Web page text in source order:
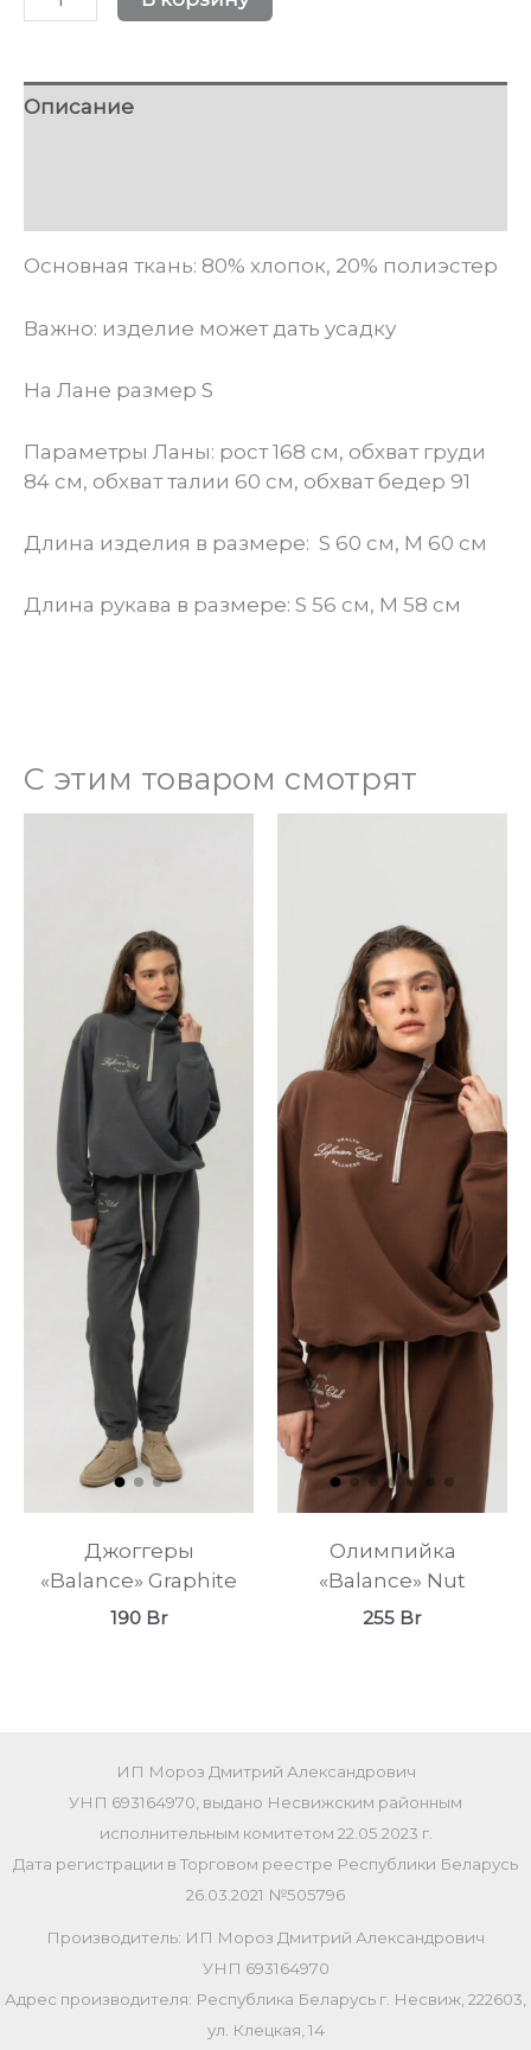
товара
"Balance"
Graphite
Описание
Основная ткань: 80% хлопок, 20% полиэстер
Важно: изделие может дать усадку
На Лане размер S
Параметры Ланы: рост 168 см, обхват груди
84 см, обхват талии 60 см, обхват бедер 91
Длина изделия в размере: S 60 см, М 60 см
Длина рукава в размере: S 56 см, М 58 см
С этим товаром смотрят
Джоггеры
«Balance» Graphite
190 Br
Олимпийка
«Balance» Nut
255 Br
ИП Мороз Дмитрий Александрович
УНП 693164970, выдано Несвижским районным
исполнительным комитетом 22.05.2023 г.
Дата регистрации в Торговом реестре Республики Беларусь
26.03.2021 №505796
Производитель: ИП Мороз Дмитрий Александрович
УНП 693164970
Адрес производителя: Республика Беларусь г. Несвиж, 222603,
ул. Клецкая, 14